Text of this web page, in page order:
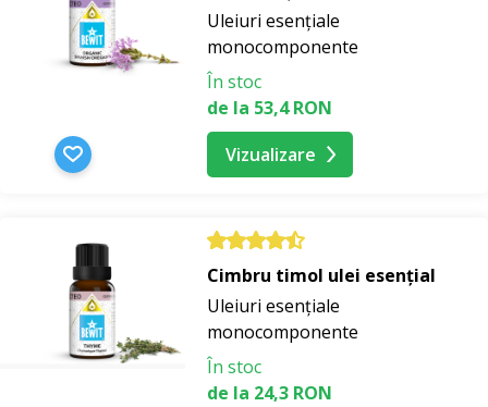
Uleiuri esențiale
monocomponente
În stoc
de la 53,4 RON
Vizualizare
Cimbru timol ulei esențial
Uleiuri esențiale
monocomponente
În stoc
de la 24,3 RON